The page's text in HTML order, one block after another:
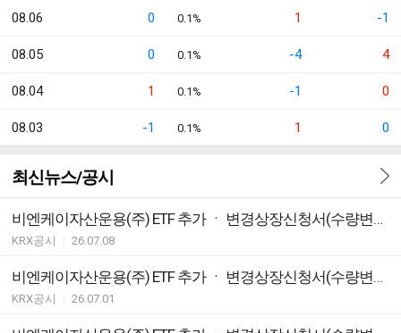
08.06 0 0.1% 1 -1
08.05 0 0.1% -4 4
08.04 1 0.1% -1 0
08.03 -1 0.1% 1 0
최신뉴스/공시
비엔케이자산운용(주) ETF 추가 ㆍ 변경상장신청서(수량변경)(일괄공시)
KRX공시 26.07.08
비엔케이자산운용(주) ETF 추가 ㆍ 변경상장신청서(수량변경)(일괄공시)
KRX공시 26.07.01